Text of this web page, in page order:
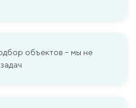
объектов – мы не